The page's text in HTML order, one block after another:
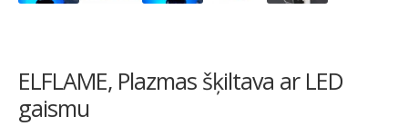
ELFLAME, Plazmas šķiltava ar LED
gaismu